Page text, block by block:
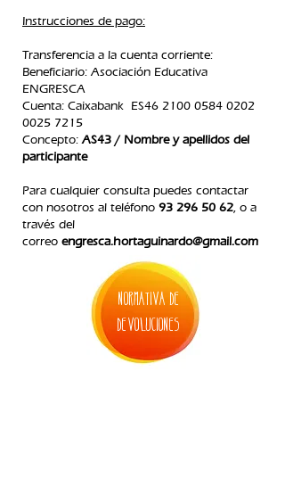
Instrucciones de pago:
Transferencia a la cuenta corriente:
Beneficiario: Asociación Educativa
ENGRESCA
Cuenta: Caixabank ES46 2100 0584 0202
0025 7215
Concepto:AS43 / Nombre y apellidos del
participante
Para cualquier consulta puedes contactar
con nosotros al teléfono 93 296 50 62, o a
través del
correo engresca.hortaguinardo@gmail.com
normativa de
devoluciones